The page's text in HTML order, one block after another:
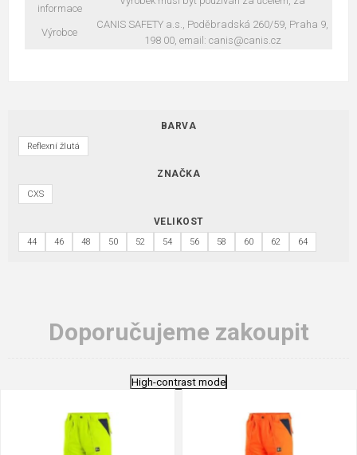
informace
Výrobce
CANIS SAFETY a.s., Poděbradská 260/59, Praha 9,
198 00, email: canis@canis.cz
BARVA
Reflexní žlutá
ZNAČKA
CXS
VELIKOST
44 46 48 50 52 54 56 58 60 62 64
Doporučujeme zakoupit
High-contrast mode